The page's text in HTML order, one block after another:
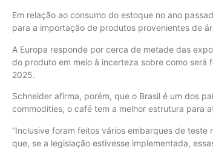
Em relação ao consumo do estoque no ano
para a importação de produtos provenientes de
A Europa responde por cerca de metade das
do produto em meio à incerteza sobre como
2025.
Schneider afirma, porém, que o Brasil é um dos
commodities, o café tem a melhor estrutura para
“Inclusive foram feitos vários embarques de
que, se a legislação estivesse implementada,